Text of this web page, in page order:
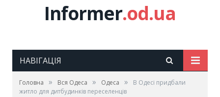
Informer.od.ua
НАВІГАЦІЯ
Головна » Вся Одеса » Одеса »
В Одесі придбали
житло для дитбудинків переселенців